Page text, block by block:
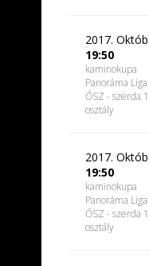
2017.
19:50
kaminokupa
Panoráma
ŐSZ - szerda
osztály
2017.
19:50
kaminokupa
Panoráma
ŐSZ - szerda
osztály